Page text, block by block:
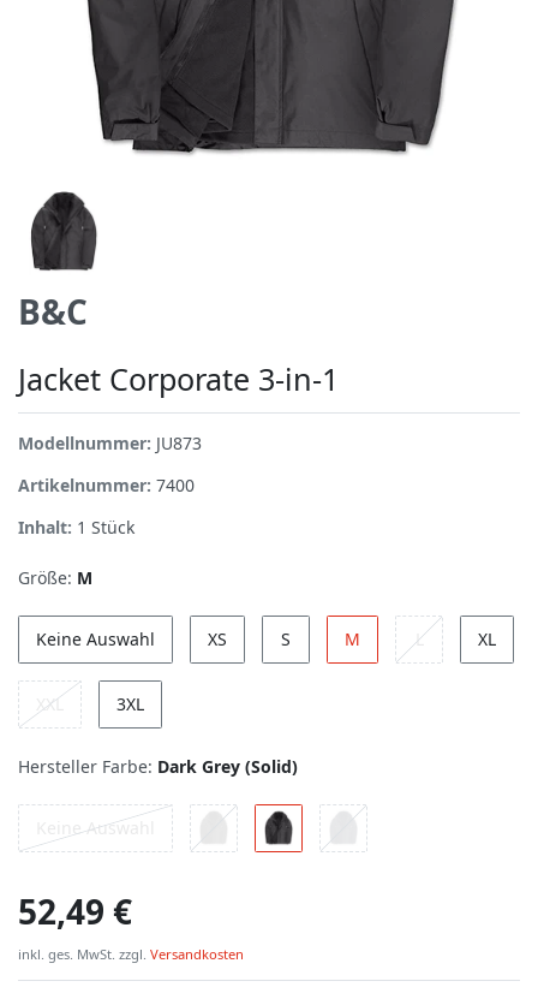
B&C
Jacket Corporate 3-in-1
Modellnummer: JU873
Artikelnummer: 7400
Inhalt: 1 Stück
Größe: M
Keine Auswahl XS S M L XL
XXL 3XL
Hersteller Farbe: Dark Grey (Solid)
Keine Auswahl
52,49 €
inkl. ges. MwSt. zzgl. Versandkosten